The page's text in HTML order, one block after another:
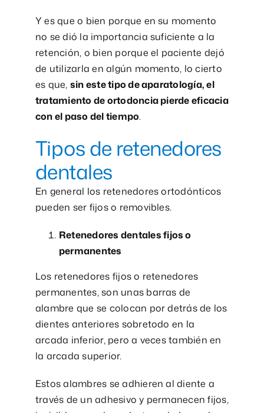
Y es que o bien porque en su momento
no se dió la importancia suficiente a la
retención, o bien porque el paciente dejó
de utilizarla en algún momento, lo cierto
es que, sin este tipo de aparatología, el
tratamiento de ortodoncia pierde eficacia
con el paso del tiempo.
Tipos de retenedores
dentales
En general los retenedores ortodónticos
pueden ser fijos o removibles.
Retenedores dentales fijos o
permanentes
Los retenedores fijos o retenedores
permanentes, son unas barras de
alambre que se colocan por detrás de los
dientes anteriores sobretodo en la
arcada inferior, pero a veces también en
la arcada superior.
Estos alambres se adhieren al diente a
través de un adhesivo y permanecen fijos,